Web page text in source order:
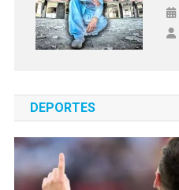
DEPORTES